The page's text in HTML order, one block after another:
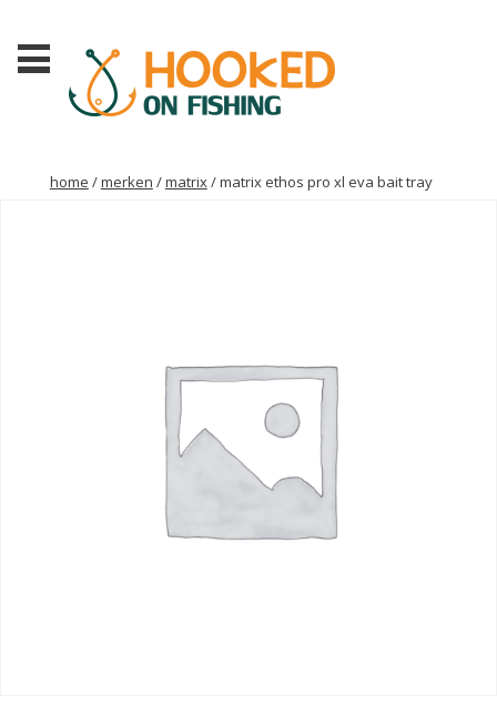
home /merken /matrix/ matrix ethos pro xl eva bait tray